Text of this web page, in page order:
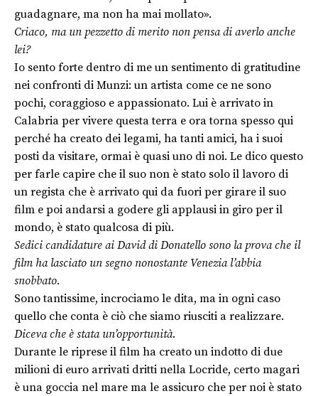
guadagnare, ma non ha mai mollato».
Criaco, ma un pezzetto di merito non pensa di averlo anche
lei?
Io sento forte dentro di me un sentimento di gratitudine
nei confronti di Munzi: un artista come ce ne sono
pochi, coraggioso e appassionato. Lui è arrivato in
Calabria per vivere questa terra e ora torna spesso qui
perché ha creato dei legami, ha tanti amici, ha i suoi
posti da visitare, ormai è quasi uno di noi. Le dico questo
per farle capire che il suo non è stato solo il lavoro di
un regista che è arrivato qui da fuori per girare il suo
film e poi andarsi a godere gli applausi in giro per il
mondo, è stato qualcosa di più.
Sedici candidature ai David di Donatello sono la prova che il
film ha lasciato un segno nonostante Venezia l’abbia
snobbato.
Sono tantissime, incrociamo le dita, ma in ogni caso
quello che conta è ciò che siamo riusciti a realizzare.
Diceva che è stata un’opportunità.
Durante le riprese il film ha creato un indotto di due
milioni di euro arrivati dritti nella Locride, certo magari
è una goccia nel mare ma le assicuro che per noi è stato